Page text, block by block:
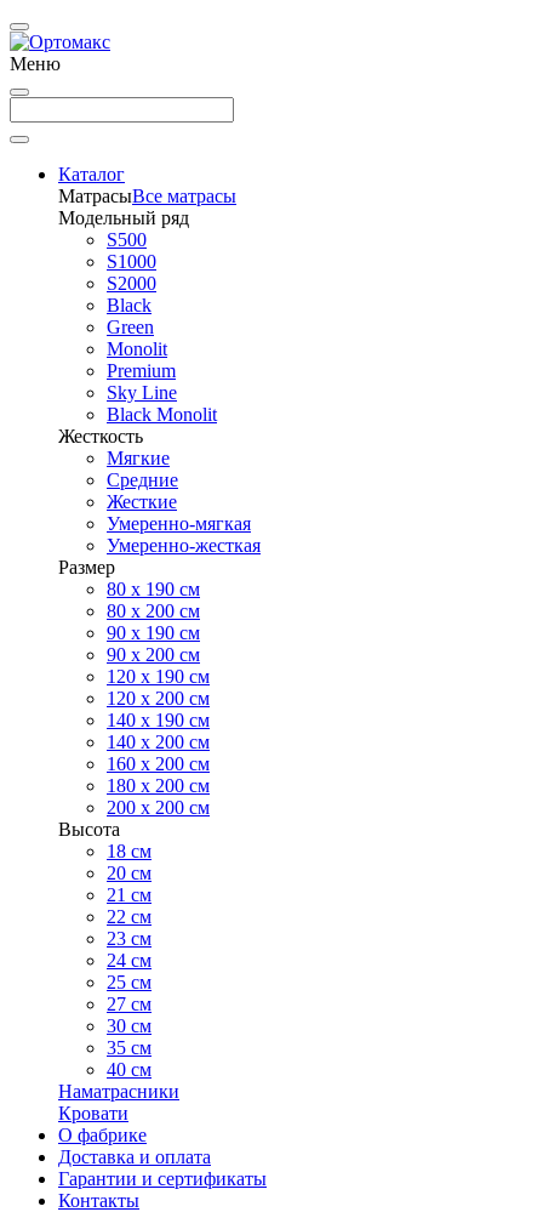
Меню
Каталог
МатрасыВсе матрасы
Модельный ряд
S500
S1000
S2000
Black
Green
Monolit
Premium
Sky Line
Black Monolit
Жесткость
Мягкие
Средние
Жесткие
Умеренно-мягкая
Умеренно-жесткая
Размер
80 х 190 см
80 х 200 см
90 х 190 см
90 х 200 см
120 х 190 см
120 х 200 см
140 х 190 см
140 х 200 см
160 х 200 см
180 х 200 см
200 х 200 см
Высота
18 см
20 см
21 см
22 см
23 см
24 см
25 см
27 см
30 см
35 см
40 см
Наматрасники
Кровати
О фабрике
Доставка и оплата
Гарантии и сертификаты
Контакты